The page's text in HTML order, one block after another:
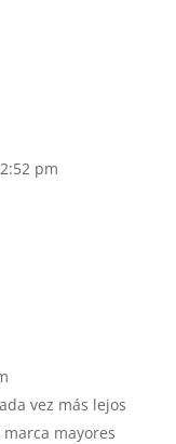
pm
vez más lejos
mayores